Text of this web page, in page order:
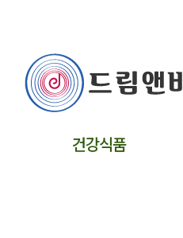
건강식품